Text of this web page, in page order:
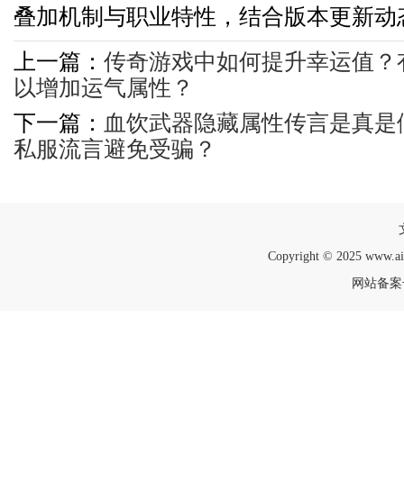
叠加机制与职业特性，结合版本更新
上一篇： 传奇游戏中如何提升幸运值
以增加运气属性？
下一篇： 血饮武器隐藏属性传言是真
私服流言避免受骗？
Copyright © 2025
网站备